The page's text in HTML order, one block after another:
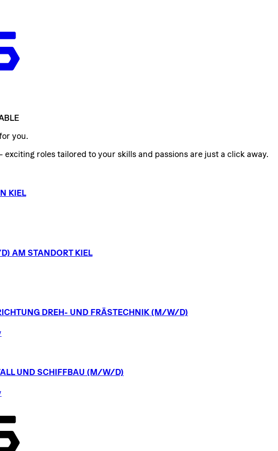
you.
roles tailored to your skills and passions are just a click away.
KIEL
AM STANDORT KIEL
DREH- UND FRÄSTECHNIK (M/W/D)
UND SCHIFFBAU (M/W/D)